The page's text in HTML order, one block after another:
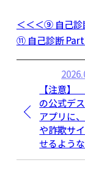
＜＜＜⑨ 自己
⑪ 自己診断
【注意
の公式デ
アプリに
や詐欺サ
せるよう